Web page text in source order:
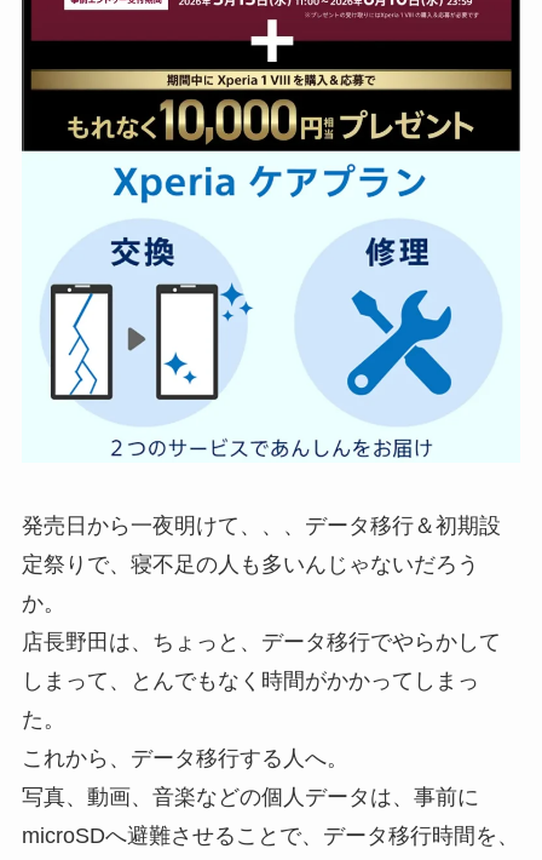
発売日から一夜明けて、、、データ移行＆初期設
定祭りで、寝不足の人も多いんじゃないだろう
か。
店長野田は、ちょっと、データ移行でやらかして
しまって、とんでもなく時間がかかってしまっ
た。
これから、データ移行する人へ。
写真、動画、音楽などの個人データは、事前に
microSDへ避難させることで、データ移行時間を、